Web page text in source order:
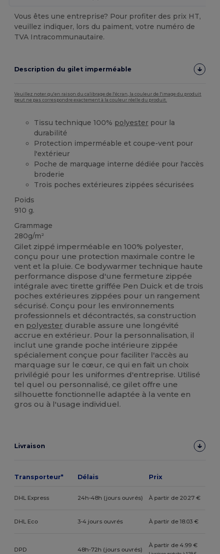
Vous êtes une entreprise? Pour profiter des prix HT,
veuillez indiquer, lors du paiment, votre numéro de
TVA Intracommunautaire.
Description du gilet imperméable
Veuillez noter qu'en raison du calibrage de l'écran, la couleur de l'image du produit
peut ne pas correspondre exactement à la couleur réelle du produit.
Tissu technique 100% polyester pour la
durabilité
Protection imperméable et coupe-vent pour
l'extérieur
Poche de marquage interne dédiée pour l'accès
broderie
Trois poches extérieures zippées sécurisées
Poids
910 g.
Grammage
280g/m²
Gilet zippé imperméable en 100% polyester,
conçu pour une protection maximale contre le
vent et la pluie. Ce bodywarmer technique haute
performance dispose d'une fermeture zippée
intégrale avec tirette griffée Pen Duick et de trois
poches extérieures zippées pour un rangement
sécurisé. Conçu pour les environnements
professionnels et décontractés, sa construction
en polyester durable assure une longévité
accrue en extérieur. Pour la personnalisation, il
inclut une grande poche intérieure zippée
spécialement conçue pour faciliter l'accès au
marquage sur le cœur, ce qui en fait un choix
privilégié pour les uniformes d'entreprise. Utilisé
tel quel ou personnalisé, ce gilet offre une
silhouette fonctionnelle adaptée à la vente en
gros ou à l'usage individuel.
Livraison
Transporteur* Délais Prix
DHL Express 24h-48h (jours ouvrés) À partir de 20.27 €
DHL Eco 3-4 jours ouvrés À partir de 18.03 €
DPD 48h-72h (jours ouvrés)
À partir de 4.99 €